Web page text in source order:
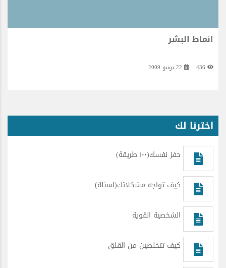
انماط البشر
اخترنا لك
حفز نفسك(١٠٠ طريقة)
كيف تواجه مشكلاتك(اسئلة)
الشخصية القوية
كيف تتخلصين من القلق